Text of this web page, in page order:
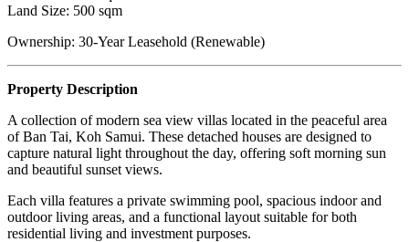
Land Size: 500 sqm
Ownership: 30-Year Leasehold (Renewable)
Property Description
A collection of modern sea view villas located in the peaceful area
of Ban Tai, Koh Samui. These detached houses are designed to
capture natural light throughout the day, offering soft morning sun
and beautiful sunset views.
Each villa features a private swimming pool, spacious indoor and
outdoor living areas, and a functional layout suitable for both
residential living and investment purposes.